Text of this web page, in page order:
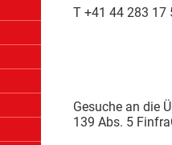
T +41 44 283 17
Gesuche an die
139 Abs. 5